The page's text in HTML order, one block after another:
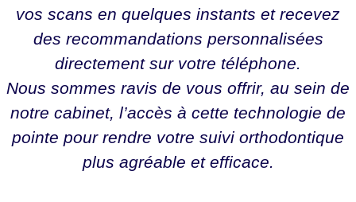
vos scans en quelques instants et recevez
des recommandations personnalisées
directement sur votre téléphone.
Nous sommes ravis de vous offrir, au sein de
notre cabinet, l’accès à cette technologie de
pointe pour rendre votre suivi orthodontique
plus agréable et efficace.